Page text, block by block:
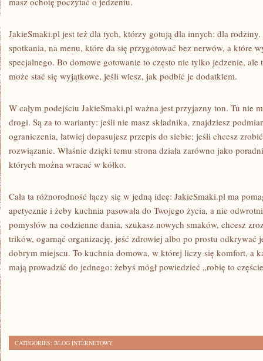
JakieSmaki.pl jest też dla tych, którzy gotują dla innych: dla rodziny.
spotkania, na menu, które da się przygotować bez nerwów, a które
specjalnego. Bo domowe gotowanie to często nie tylko jedzenie, ale
może stać się wyjątkowe, jeśli wiesz, jak podbić je dodatkiem.
W całym podejściu JakieSmaki.pl ważna jest przyjazny ton. Tu nie
drogi. Są za to warianty: jeśli nie masz składnika, znajdziesz
ograniczenia, łatwiej dopasujesz przepis do siebie; jeśli chcesz
rozwiązanie. Właśnie dzięki temu strona działa zarówno jako
których można wracać w kółko.
Cała ta różnorodność łączy się w jedną ideę: JakieSmaki.pl ma
apetycznie i żeby kuchnia pasowała do Twojego życia, a nie
pomysłów na codzienne dania, szukasz nowych smaków, chcesz
trików, ogarnąć organizację, jeść zdrowiej albo po prostu odkrywać
dobrym miejscu. To kuchnia domowa, w której liczy się komfort, a
mają prowadzić do jednego: żebyś mógł powiedzieć „robię to
CATEGORIES: BLOG INTERNETOWY